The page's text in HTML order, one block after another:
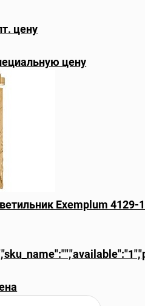
цену
цену
Exemplum 4129-